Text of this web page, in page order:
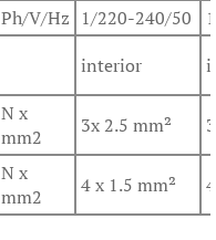
Ph/V/Hz 1/220-240/50
interior
N x
mm2
3x 2.5 mm²
N x
mm2
4 x 1.5 mm²